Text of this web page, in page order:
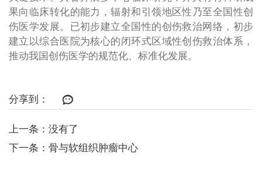
果向临床转化的能力，辐射和引领地区性乃至全国性创
伤医学发展。已初步建立全国性的创伤救治网络，初步
建立以综合医院为核心的闭环式区域性创伤救治体系，
推动我国创伤医学的规范化、标准化发展。
分享到：
上一条：没有了
下一条：骨与软组织肿瘤中心